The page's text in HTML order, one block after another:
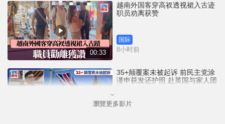
00:33
越南外国客穿高衩透视裙入古迹
职员劝离获赞
国际
8小时前
35+颠覆案未被起诉 前民主党涂
谨申获发还护照 赴英国与家人团
港闻
瀏覽更多影片